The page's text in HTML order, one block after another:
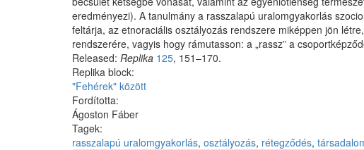
eredményezi). A tanulmány a rasszalapú uralomgyakorlás
feltárja, az etnoraciális osztályozás rendszere miképpen jön
rendszerére, vagyis hogy rámutasson: a „rassz” a
Released: Replika 125, 151–170.
Replika block:
"Fehérek" között
Fordította:
Ágoston Fáber
Tagek:
rasszalapú uralomgyakorlás, osztályozás, rétegződés,